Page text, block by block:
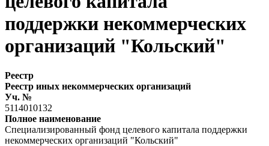
поддержки некоммерческих
организаций "Кольский"
Реестр
Реестр иных некоммерческих организаций
Уч. №
5114010132
Полное наименование
Специализированный фонд целевого капитала поддержки
некоммерческих организаций "Кольский"